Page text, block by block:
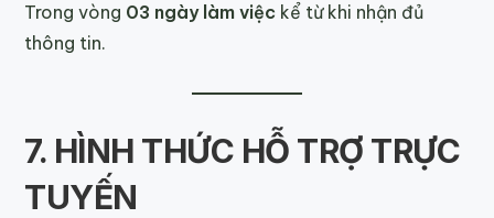
Trong vòng 03 ngày làm việc kể từ khi nhận đủ
thông tin.
7. HÌNH THỨC HỖ TRỢ TRỰC
TUYẾN